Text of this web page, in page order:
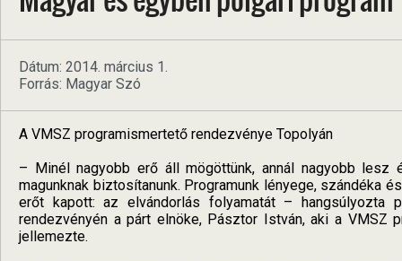
Dátum: 2014. március 1.
Forrás: Magyar Szó
A VMSZ programismertető rendezvénye Topolyán
– Minél nagyobb erő áll mögöttünk, annál nagyobb lesz
magunknak biztosítanunk. Programunk lényege, szándéka
erőt kapott: az elvándorlás folyamatát – hangsúlyozta
rendezvényén a párt elnöke, Pásztor István, aki a VMSZ
jellemezte.